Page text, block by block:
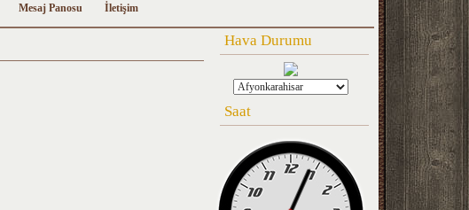
Mesaj Panosu İletişim
Hava Durumu
Saat